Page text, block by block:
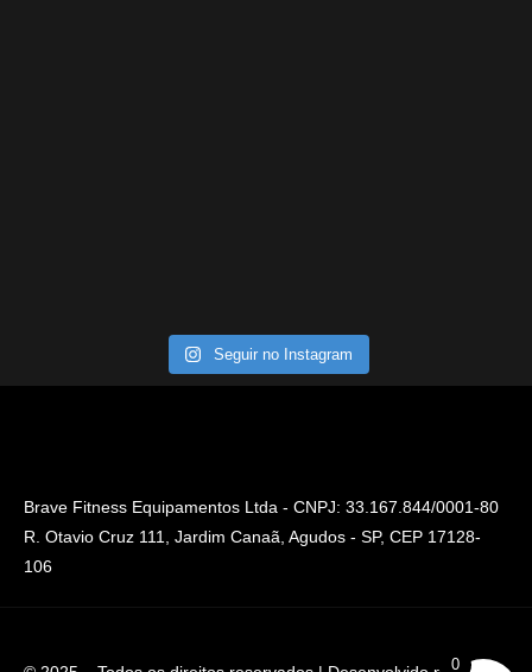
Seguir no Instagram
Brave Fitness Equipamentos Ltda - CNPJ: 33.167.844/0001-80
R. Otavio Cruz 111, Jardim Canaã, Agudos - SP, CEP 17128-
106
0